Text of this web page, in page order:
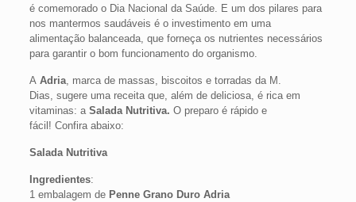
é comemorado o Dia Nacional da Saúde. E um dos pilares para
nos mantermos saudáveis é o investimento em uma
alimentação balanceada, que forneça os nutrientes necessários
para garantir o bom funcionamento do organismo.
A Adria, marca de massas, biscoitos e torradas da M.
Dias, sugere uma receita que, além de deliciosa, é rica em
vitaminas: a Salada Nutritiva. O preparo é rápido e
fácil! Confira abaixo:
Salada Nutritiva
Ingredientes:
1 embalagem de Penne Grano Duro Adria